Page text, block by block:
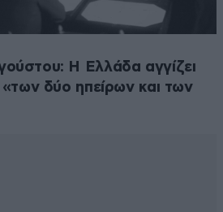
Η Ελλάδα αγγίζει
«των δύο ηπείρων και των